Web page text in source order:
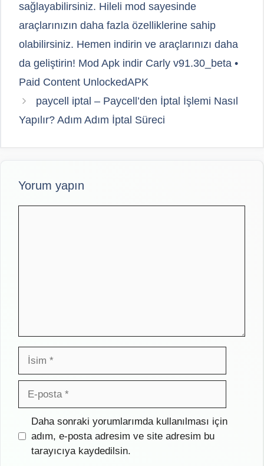
sağlayabilirsiniz. Hileli mod sayesinde
araçlarınızın daha fazla özelliklerine sahip
olabilirsiniz. Hemen indirin ve araçlarınızı daha
da geliştirin! Mod Apk indir Carly v91.30_beta •
Paid Content UnlockedAPK
paycell iptal – Paycell’den İptal İşlemi Nasıl
Yapılır? Adım Adım İptal Süreci
Yorum yapın
İsim
posta
İnternet
sitesi
Daha sonraki yorumlarımda kullanılması için
adım, e-posta adresim ve site adresim bu
tarayıcıya kaydedilsin.